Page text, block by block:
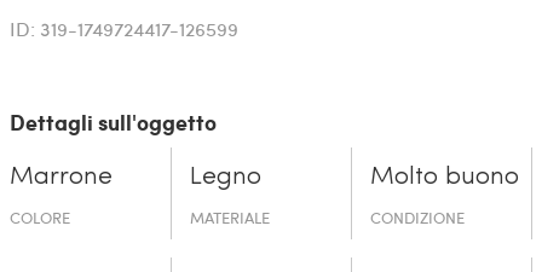
ID: 319-1749724417-126599
Dettagli sull'oggetto
Marrone
COLORE
Legno
MATERIALE
Molto buono
CONDIZIONE